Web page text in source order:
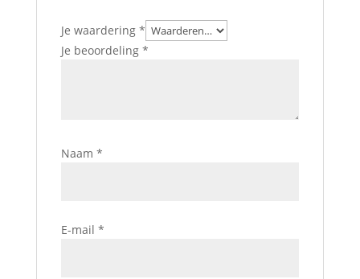
Je waardering *
Je beoordeling *
Naam *
E-mail *